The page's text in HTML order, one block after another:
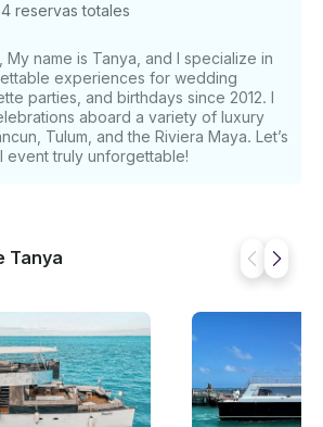
gafas de sol y sombrero En -
gasto adicional a bordo El
de toda la navegación y
que pueda sentarse y disfrutar de
que esté celebrando una ocasión
y el objetivo es que disfrutes de la
reservas totales
name is Tanya, and I specialize in
experiences for wedding
parties, and birthdays since 2012. I
aboard a variety of luxury
Tulum, and the Riviera Maya. Let’s
event truly unforgettable!
Tanya